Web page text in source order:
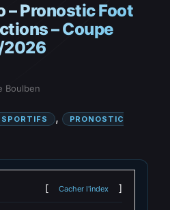
– Pronostic Foot
– Coupe
2026
Boulben
,
PRONOSTIC
Cacher l'index